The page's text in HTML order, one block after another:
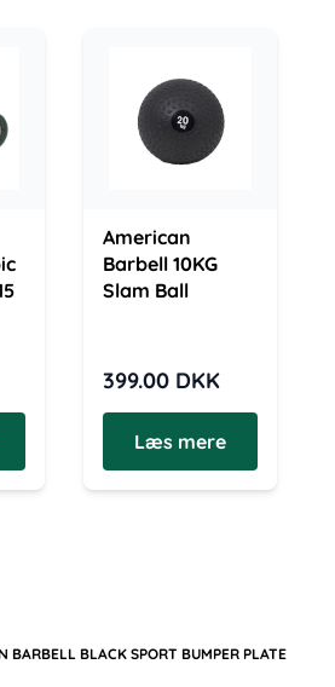
American
Barbell 10KG
Slam Ball
399.00 DKK
Læs mere
BARBELL BLACK SPORT BUMPER PLATE